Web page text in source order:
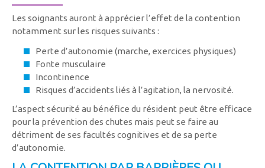
Les soignants auront à apprécier l’effet de la contention
notamment sur les risques suivants :
Perte d’autonomie (marche, exercices physiques)
Fonte musculaire
Incontinence
Risques d’accidents liés à l’agitation, la nervosité.
L’aspect sécurité au bénéfice du résident peut être efficace
pour la prévention des chutes mais peut se faire au
détriment de ses facultés cognitives et de sa perte
d’autonomie.